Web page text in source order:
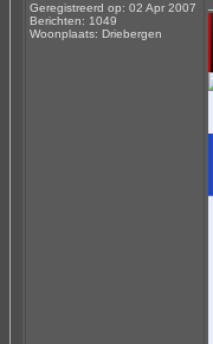
Geregistreerd op: 02 Apr 2007
Berichten: 1049
Woonplaats: Driebergen